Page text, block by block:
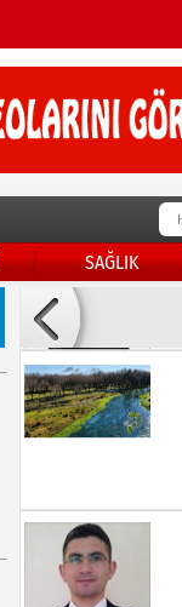
SAĞLIK